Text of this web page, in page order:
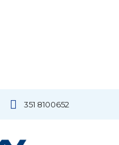
351 8100652